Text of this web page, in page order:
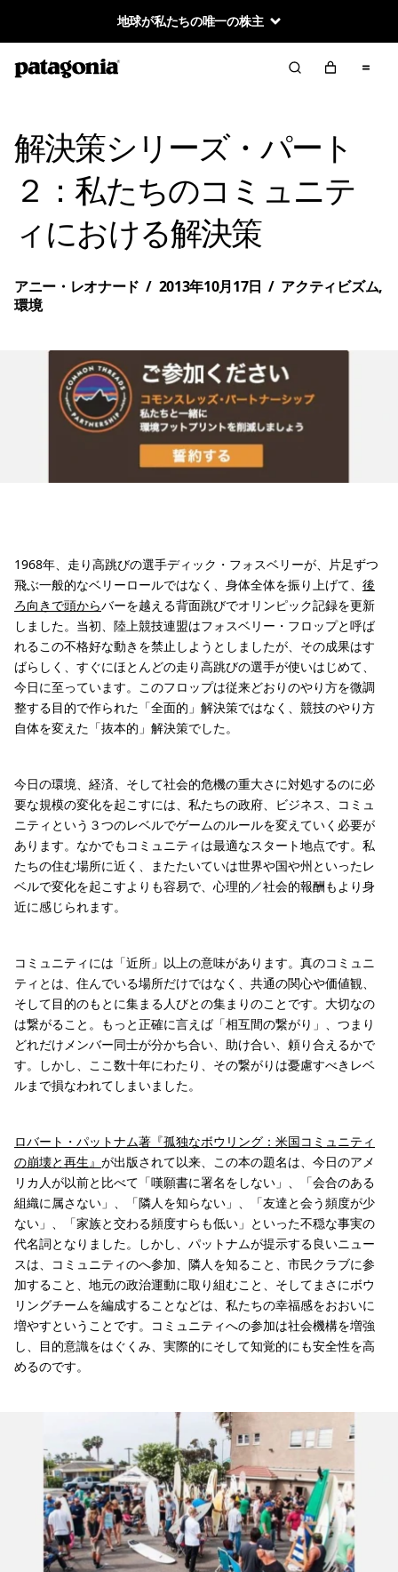
地球が私たちの唯一の株主
解決策シリーズ・パート
２：私たちのコミュニテ
ィにおける解決策
アニー・レオナード / 2013年10月17日 / アクティビズム,
環境
1968年、走り高跳びの選手ディック・フォスベリーが、片足ずつ
飛ぶ一般的なベリーロールではなく、身体全体を振り上げて、 後
ろ向きで頭からバーを越える背面跳びでオリンピック記録を更新
しました。当初、陸上競技連盟はフォスベリー・フロップと呼ば
れるこの不格好な動きを禁止しようとしましたが、その成果はす
ばらしく、すぐにほとんどの走り高跳びの選手が使いはじめて、
今日に至っています。このフロップは従来どおりのやり方を微調
整する目的で作られた「全面的」解決策ではなく、競技のやり方
自体を変えた「抜本的」解決策でした。
今日の環境、経済、そして社会的危機の重大さに対処するのに必
要な規模の変化を起こすには、私たちの政府、ビジネス、コミュ
ニティという３つのレベルでゲームのルールを変えていく必要が
あります。なかでもコミュニティは最適なスタート地点です。私
たちの住む場所に近く、またたいていは世界や国や州といったレ
ベルで変化を起こすよりも容易で、心理的／社会的報酬もより身
近に感じられます。
コミュニティには「近所」以上の意味があります。真のコミュニ
ティとは、住んでいる場所だけではなく、共通の関心や価値観、
そして目的のもとに集まる人びとの集まりのことです。大切なの
は繋がること。もっと正確に言えば「相互間の繋がり」、つまり
どれだけメンバー同士が分かち合い、助け合い、頼り合えるかで
す。しかし、ここ数十年にわたり、その繋がりは憂慮すべきレベ
ルまで損なわれてしまいました。
ロバート・パットナム著『孤独なボウリング：米国コミュニティ
の崩壊と再生』 が出版されて以来、この本の題名は、今日のアメ
リカ人が以前と比べて「嘆願書に署名をしない」、「会合のある
組織に属さない」、「隣人を知らない」、「友達と会う頻度が少
ない」、「家族と交わる頻度すらも低い」といった不穏な事実の
代名詞となりました。しかし、パットナムが提示する良いニュー
スは、コミュニティのへ参加、隣人を知ること、市民クラブに参
加すること、地元の政治運動に取り組むこと、そしてまさにボウ
リングチームを編成することなどは、私たちの幸福感をおおいに
増やすということです。コミュニティへの参加は社会機構を増強
し、目的意識をはぐくみ、実際的にそして知覚的にも安全性を高
めるのです。